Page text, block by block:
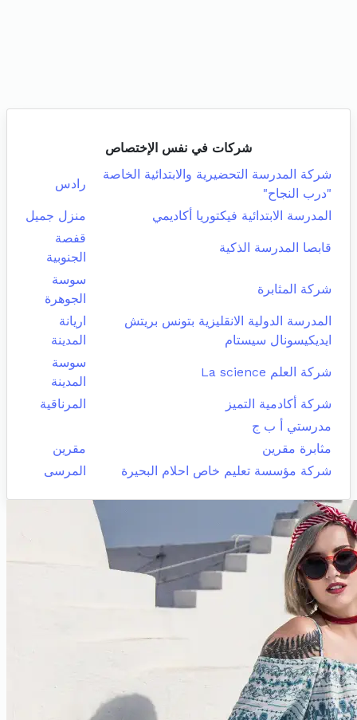
شركات في نفس الإختصاص
شركة المدرسة التحضيرية والابتدائية الخاصة
"درب النجاح"
رادس
المدرسة الابتدائية فيكتوريا أكاديمي منزل جميل
قابصا المدرسة الذكية
قفصة
الجنوبية
شركة المثابرة
سوسة
الجوهرة
المدرسة الدولية الانقليزية بتونس بريتش
ايديكيسونال سيستام
اريانة
المدينة
شركة العلم La science
سوسة
المدينة
شركة أكادمية التميز
المرناقية
مدرستي أ ب ج
مثابرة مقرين
مقرين
شركة مؤسسة تعليم خاص احلام البحيرة
المرسى